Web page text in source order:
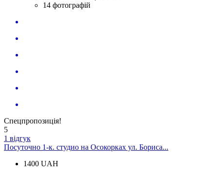
14 фотографій
Спецпропозиція!
5
1 відгук
Посуточно 1-к. студио на Осокорках ул. Бориса...
1400 UAH